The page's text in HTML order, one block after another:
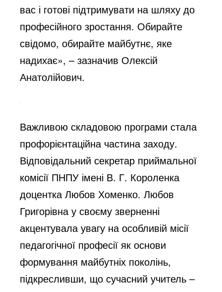
вас і готові підтримувати на шляху до
професійного зростання. Обирайте
свідомо, обирайте майбутнє, яке
надихає», – зазначив Олексій
Анатолійович.
Важливою складовою програми стала
профорієнтаційна частина заходу.
Відповідальний секретар приймальної
комісії ПНПУ імені В. Г. Короленка
доцентка Любов Хоменко. Любов
Григорівна у своєму зверненні
акцентувала увагу на особливій місії
педагогічної професії як основи
формування майбутніх поколінь,
підкресливши, що сучасний учитель –